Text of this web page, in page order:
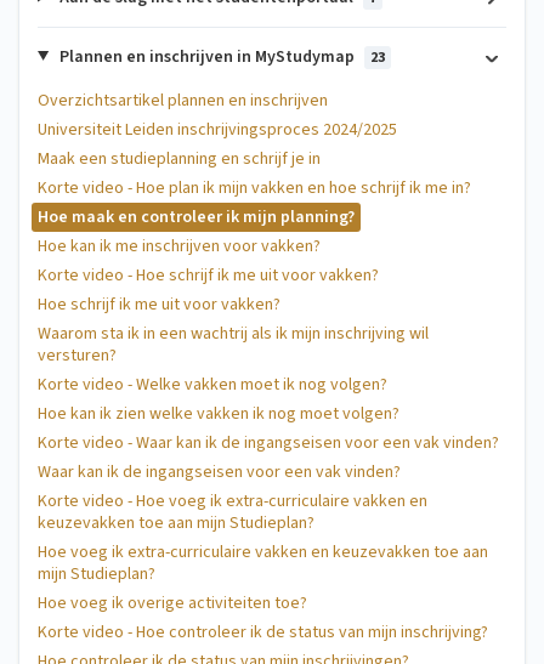
Plannen en inschrijven in MyStudymap 23
Overzichtsartikel plannen en inschrijven
Universiteit Leiden inschrijvingsproces 2024/2025
Maak een studieplanning en schrijf je in
Korte video - Hoe plan ik mijn vakken en hoe schrijf ik me in?
Hoe maak en controleer ik mijn planning?
Hoe kan ik me inschrijven voor vakken?
Korte video - Hoe schrijf ik me uit voor vakken?
Hoe schrijf ik me uit voor vakken?
Waarom sta ik in een wachtrij als ik mijn inschrijving wil
versturen?
Korte video - Welke vakken moet ik nog volgen?
Hoe kan ik zien welke vakken ik nog moet volgen?
Korte video - Waar kan ik de ingangseisen voor een vak vinden?
Waar kan ik de ingangseisen voor een vak vinden?
Korte video - Hoe voeg ik extra-curriculaire vakken en
keuzevakken toe aan mijn Studieplan?
Hoe voeg ik extra-curriculaire vakken en keuzevakken toe aan
mijn Studieplan?
Hoe voeg ik overige activiteiten toe?
Korte video - Hoe controleer ik de status van mijn inschrijving?